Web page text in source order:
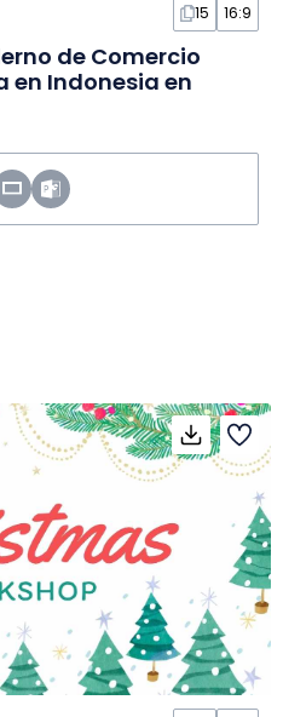
15 16:9
de Comercio
en Indonesia en